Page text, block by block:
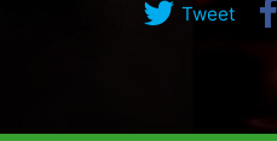
Tweet